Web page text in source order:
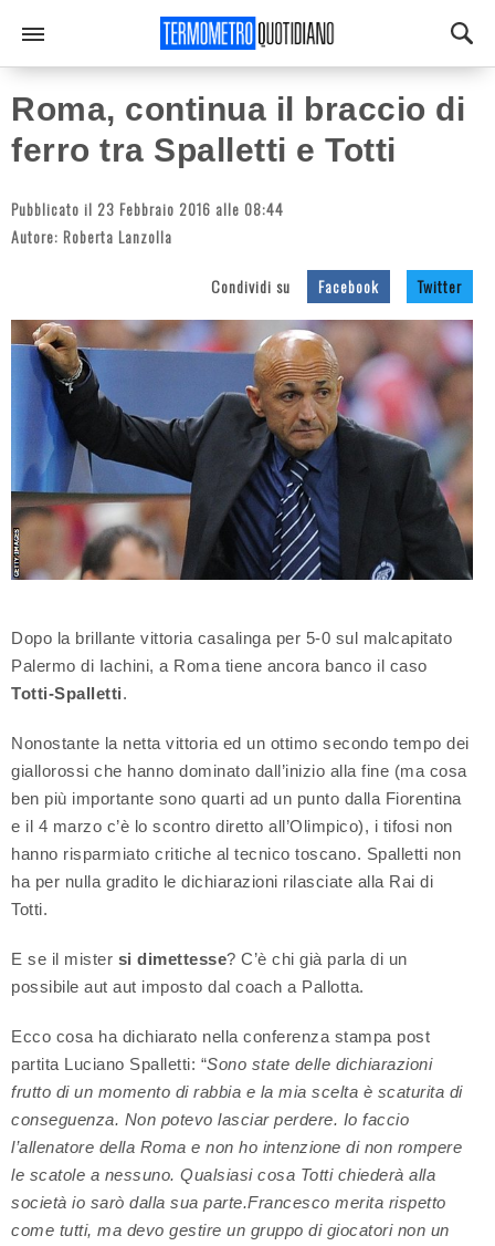
Roma, continua il braccio di
ferro tra Spalletti e Totti
Pubblicato il 23 Febbraio 2016 alle 08:44
Autore: Roberta Lanzolla
Condividi su Facebook Twitter
Dopo la brillante vittoria casalinga per 5-0 sul malcapitato
Palermo di Iachini, a Roma tiene ancora banco il caso
Totti-Spalletti.
Nonostante la netta vittoria ed un ottimo secondo tempo dei
giallorossi che hanno dominato dall’inizio alla fine (ma cosa
ben più importante sono quarti ad un punto dalla Fiorentina
e il 4 marzo c’è lo scontro diretto all’Olimpico), i tifosi non
hanno risparmiato critiche al tecnico toscano. Spalletti non
ha per nulla gradito le dichiarazioni rilasciate alla Rai di
Totti.
E se il mister si dimettesse? C’è chi già parla di un
possibile aut aut imposto dal coach a Pallotta.
Ecco cosa ha dichiarato nella conferenza stampa post
partita Luciano Spalletti: “Sono state delle dichiarazioni
frutto di un momento di rabbia e la mia scelta è scaturita di
conseguenza. Non potevo lasciar perdere. Io faccio
l’allenatore della Roma e non ho intenzione di non rompere
le scatole a nessuno. Qualsiasi cosa Totti chiederà alla
società io sarò dalla sua parte.Francesco merita rispetto
come tutti, ma devo gestire un gruppo di giocatori non un